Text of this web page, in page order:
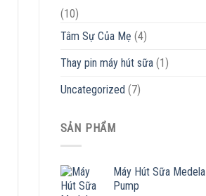
(10)
Tâm Sự Của Mẹ (4)
Thay pin máy hút sữa(1)
Uncategorized (7)
SẢN PHẨM
Máy Hút Sữa Medela
Pump